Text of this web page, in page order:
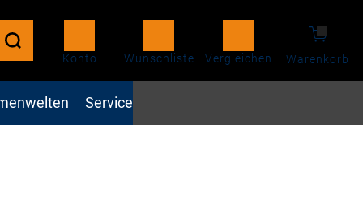
Konto Wunschliste Vergleichen Warenkorb
Service